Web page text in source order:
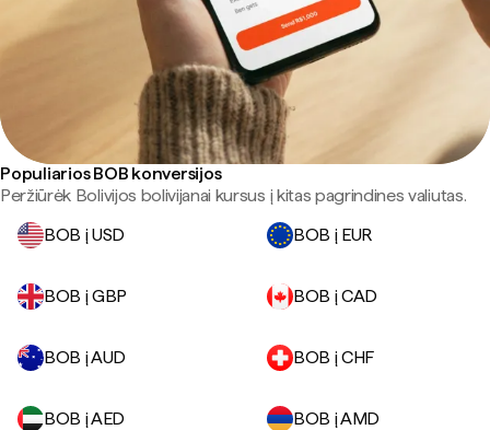
Populiarios BOB konversijos
Peržiūrėk Bolivijos bolivijanai kursus į kitas pagrindines valiutas.
BOB į USD
BOB į EUR
BOB į GBP BOB į CAD
BOB į AUD BOB į CHF
BOB į AED
BOB į AMD